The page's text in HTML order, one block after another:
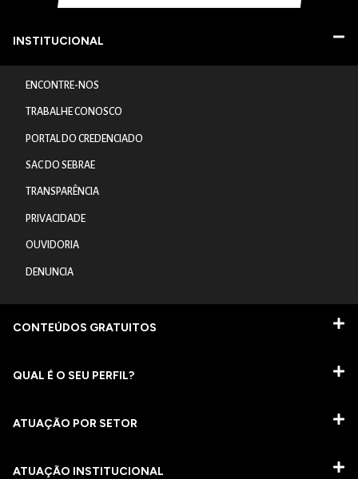
INSTITUCIONAL
ENCONTRE-NOS
TRABALHE CONOSCO
PORTAL DO CREDENCIADO
SAC DO SEBRAE
TRANSPARÊNCIA
PRIVACIDADE
OUVIDORIA
DENUNCIA
CONTEÚDOS GRATUITOS
QUAL É O SEU PERFIL?
ATUAÇÃO POR SETOR
ATUAÇÃO INSTITUCIONAL